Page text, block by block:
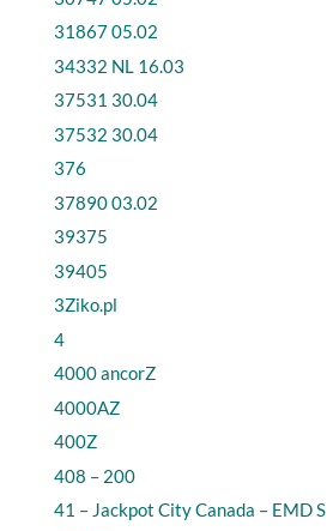
31867 05.02
34332 NL 16.03
37531 30.04
37532 30.04
376
37890 03.02
39375
39405
3Ziko.pl
4
4000 ancorZ
4000AZ
400Z
408 – 200
41 – Jackpot City Canada – EMD S